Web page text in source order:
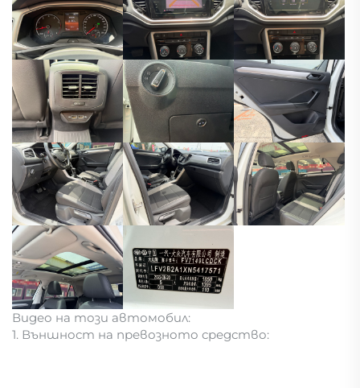
Видео на този автомобил:
1. Външност на превозното средство: